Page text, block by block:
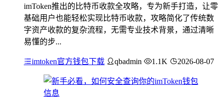
imToken推出的比特币收款全攻略，专为新手打造，让零
基础用户也能轻松实现比特币收款，攻略简化了传统数
字资产收款的复杂流程，无需专业技术背景，通过清晰
易懂的步...
imtoken官方钱包下载 qbadmin 1.1K 2026-08-07